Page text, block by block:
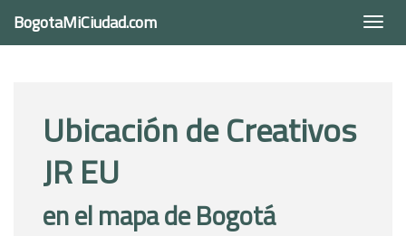
BogotaMiCiudad.com
Ubicación de Creativos
JR EU
en el mapa de Bogotá